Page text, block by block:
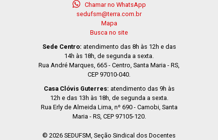
Chamar no WhatsApp
sedufsm@terra.com.br
Mapa
Busca no site
Sede Centro: atendimento das 8h às 12h e das
14h às 18h, de segunda a sexta.
Rua André Marques, 665 - Centro, Santa Maria - RS,
CEP 97010-040.
Casa Clóvis Guterres: atendimento das 9h às
12h e das 13h às 18h, de segunda a sexta.
Rua Erly de Almeida Lima, nº 690 - Camobi, Santa
Maria - RS, CEP 97105-120.
© 2026 SEDUFSM, Seção Sindical dos Docentes